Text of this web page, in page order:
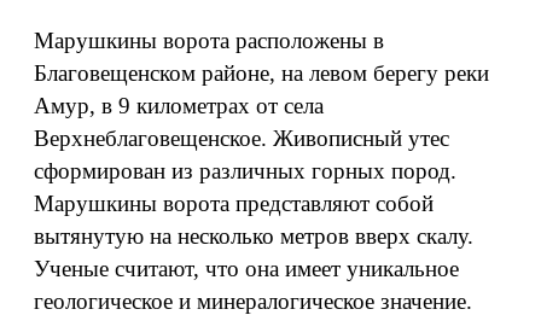
Марушкины ворота расположены в
Благовещенском районе, на левом берегу реки
Амур, в 9 километрах от села
Верхнеблаговещенское. Живописный утес
сформирован из различных горных пород.
Марушкины ворота представляют собой
вытянутую на несколько метров вверх скалу.
Ученые считают, что она имеет уникальное
геологическое и минералогическое значение.